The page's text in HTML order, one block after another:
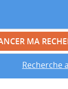
Recherche